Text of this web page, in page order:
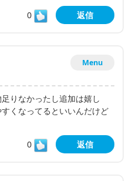
0
返信
Menu
りなかったし追加は嬉し
くなってるといいんだけど
0
返信